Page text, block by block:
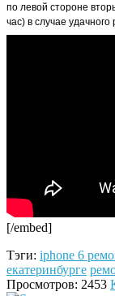
по левой стороне
час) в случае
[/embed]
Тэги: iphone 6
екатеринбурге
Просмотров: 2453